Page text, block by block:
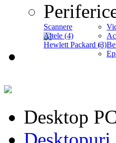
Scannere
Altele (4)
Hewlett Packard (3)
Desktop